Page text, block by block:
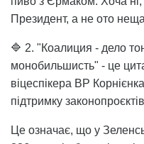
Президент, а не ото
🔷 2. "Коалиция - дело
монобильшисть" - це
віцеспікера ВР
підтримку
Це означає, що у